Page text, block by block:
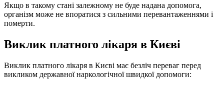
Якщо в такому стані залежному не буде надана допомога,
організм може не впоратися з сильними перевантаженнями і
померти.
Виклик платного лікаря в Києві
Виклик платного лікаря в Києві має безліч переваг перед
викликом державної наркологічної швидкої допомоги: